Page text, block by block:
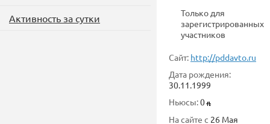
Активность за сутки
Только для
зарегистрированных
участников
Сайт: http://pddavto.ru
Дата рождения:
30.11.1999
Ньюсы:0
На сайте с 26 Мая